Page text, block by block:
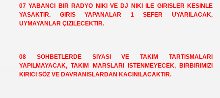
07 YABANCI BIR RADYO NIKI VE DJ NIKI ILE GIRISLER KESINLE
YASAKTIR. GIRIS YAPANALAR 1 SEFER UYARILACAK,
UYMAYANLAR ÇIZILECEKTIR.
08 SOHBETLERDE SIYASI VE TAKIM TARTISMALARI
YAPILMAYACAK, TAKIM MARSLARI ISTENMEYECEK, BIRBIRIMIZI
KIRICI SÖZ VE DAVRANISLARDAN KACINILACAKTIR.